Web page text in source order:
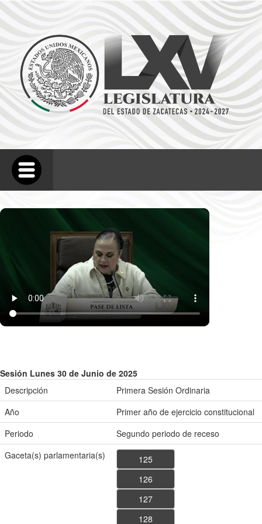
Sesión Lunes 30 de Junio de 2025
Descripción
Primera Sesión Ordinaria
Año
Primer año de ejercicio constitucional
Periodo
Segundo periodo de receso
Gaceta(s) parlamentaria(s)
125
126
127
128